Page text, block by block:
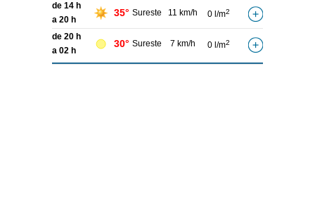
de 14 h
a 20 h
35° Sureste 11 km/h 0 l/m2
de 20 h
a 02 h
30° Sureste 7 km/h 0 l/m2